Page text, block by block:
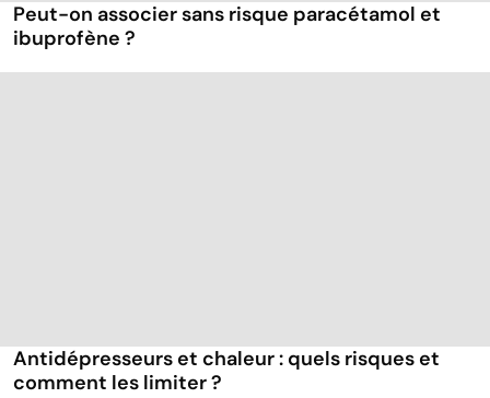
Peut-on associer sans risque paracétamol et
ibuprofène ?
Antidépresseurs et chaleur : quels risques et
comment les limiter ?